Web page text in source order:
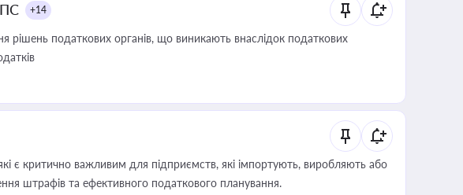
+14
рішень податкових органів, що виникають внаслідок податкових
є критично важливим для підприємств, які імпортують, виробляють або
штрафів та ефективного податкового планування.